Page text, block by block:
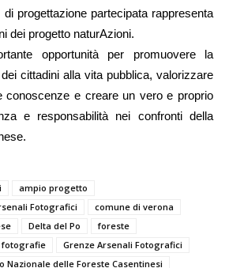
progettazione partecipata rappresenta
dei progetto naturAzioni.
opportunità per promuovere la
cittadini alla vita pubblica, valorizzare
conoscenze e creare un vero e proprio
e responsabilità nei confronti della
ampio progetto
Fotografici
comune di verona
Delta del Po
foreste
fotografie
Grenze Arsenali Fotografici
Nazionale delle Foreste Casentinesi